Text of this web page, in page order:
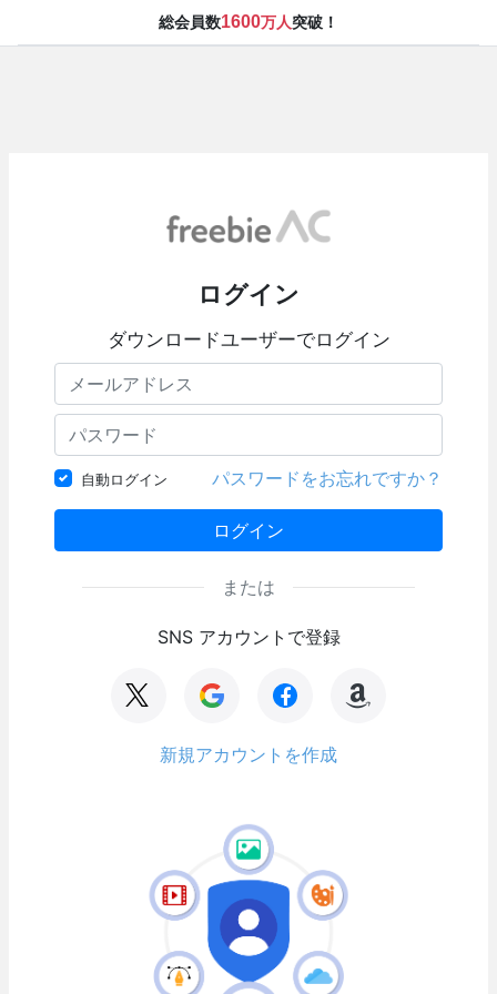
総会員数1600万人突破！
ログイン
ダウンロードユーザーでログイン
自動ログイン パスワードをお忘れですか？
ログイン
または
SNS アカウントで登録
新規アカウントを作成